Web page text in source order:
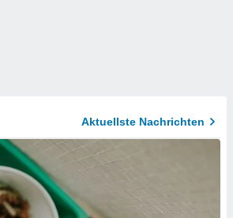
Aktuellste Nachrichten